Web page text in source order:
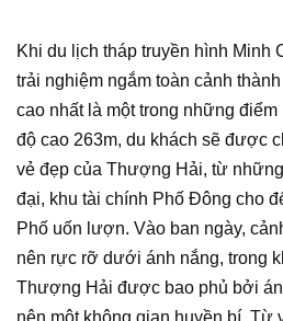
Khi du lịch tháp truyền hình Minh
trải nghiệm ngắm toàn cảnh
cao nhất là một trong những
độ cao 263m, du khách sẽ được
vẻ đẹp của Thượng Hải, từ
đại, khu tài chính Phố Đông cho
Phố uốn lượn. Vào ban ngày,
nên rực rỡ dưới ánh nắng, trong
Thượng Hải được bao phủ bởi
nên một không gian huyền bí. Từ